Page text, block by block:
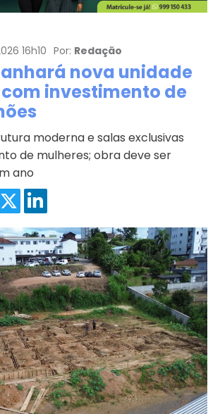
16h10 Por: Redação
nova unidade
investimento de
moderna e salas exclusivas
de mulheres; obra deve ser
ano